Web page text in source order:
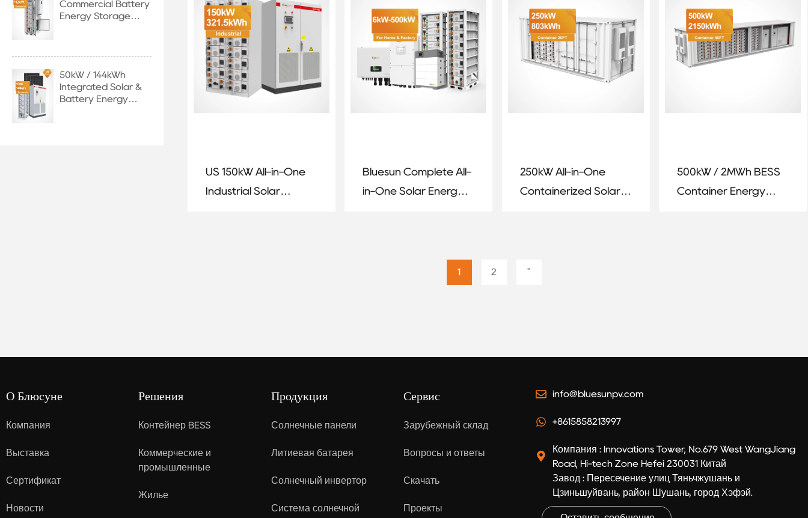
Commercial Battery
Energy Storage
50kW / 144kWh
Integrated Solar &
Battery Energy
US 150kW All-in-One
Industrial Solar
Bluesun Complete All-
in-One Solar Energy
250kW All-in-One
Containerized Solar
500kW / 2MWh BESS
Container Energy
1 2 "
О Блюсуне
Компания
Выставка
Сертификат
Новости
Решения
Контейнер BESS
Коммерческие и
промышленные
Жилье
Продукция
Солнечные панели
Литиевая батарея
Солнечный инвертор
Система солнечной
Сервис
Зарубежный склад
Вопросы и ответы
Скачать
Проекты
info@bluesunpv.com
+8615858213997
Компания : Innovations Tower, No.679 West WangJiang
Road, Hi-tech Zone Hefei 230031 Китай
Завод : Пересечение улиц Тяньчжушань и
Цзиньшуйвань, район Шушань, город Хэфэй.